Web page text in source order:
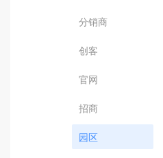
分销商
创客
官网
招商
园区